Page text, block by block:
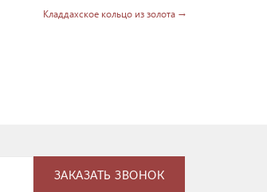
Кладдахское кольцо из золота →